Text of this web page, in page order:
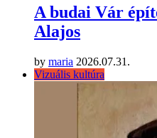
A budai Vár
Alajos
by maria 2026.07.31.
Vizuális kultúra